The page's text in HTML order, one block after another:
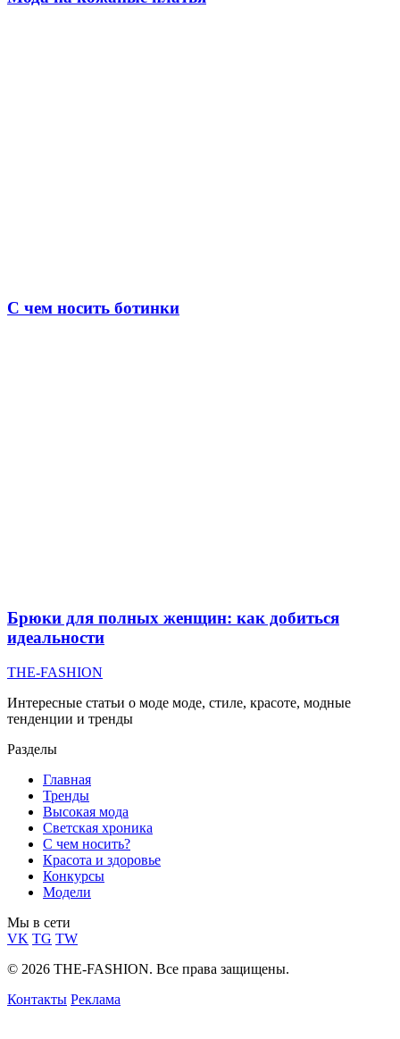
С чем носить ботинки
Брюки для полных женщин: как добиться
идеальности
THE-FASHION
Интересные статьи о моде моде, стиле, красоте, модные
тенденции и тренды
Разделы
Главная
Тренды
Высокая мода
Светская хроника
С чем носить?
Красота и здоровье
Конкурсы
Модели
Мы в сети
VK TG TW
© 2026 THE-FASHION. Все права защищены.
Контакты Реклама